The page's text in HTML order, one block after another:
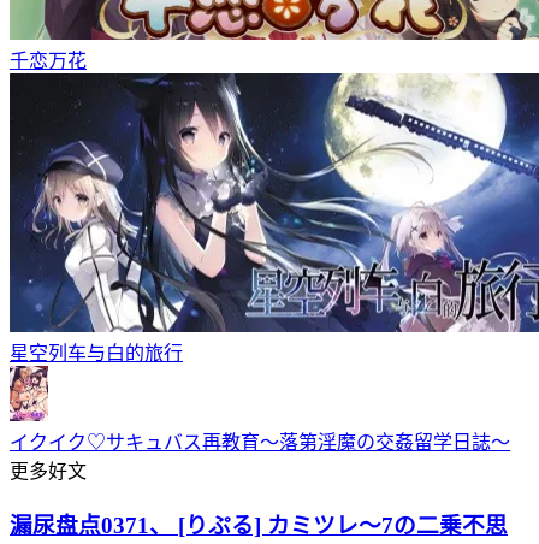
千恋万花
星空列车与白的旅行
イクイク♡サキュバス再教育～落第淫魔の交姦留学日誌～
更多好文
漏尿盘点0371、 [りぷる] カミツレ～7の二乗不思